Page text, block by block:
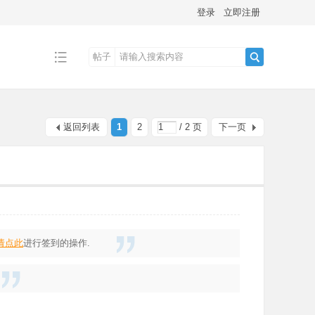
登录 立即注册
帖子
1 2 / 2 页 下一页
返回列表
点此进行签到的操作.